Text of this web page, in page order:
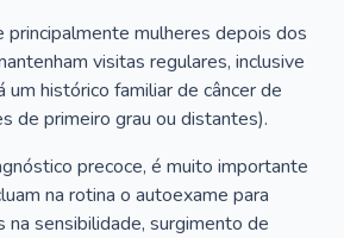
principalmente mulheres depois dos
visitas regulares, inclusive
um histórico familiar de câncer de
de primeiro grau ou distantes).
precoce, é muito importante
na rotina o autoexame para
na sensibilidade, surgimento de